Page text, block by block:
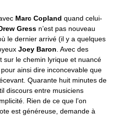
Marc Copland quand celui-
Gress n’est pas nouveau
le dernier arrivé (il y a quelques
Joey Baron. Avec des
sur le chemin lyrique et nuancé
ainsi dire inconcevable que
Quarante huit minutes de
discours entre musiciens
Rien de ce que l’on
est généreuse, demande à